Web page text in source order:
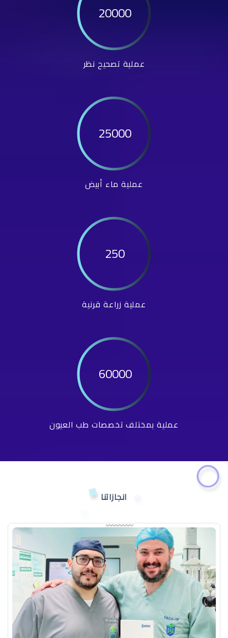
20000
عملية تصحيح نظر
25000
عملية ماء أبيض
250
عملية زراعة قرنية
60000
عملية بمختلف تخصصات طب العيون
انجازاتنا